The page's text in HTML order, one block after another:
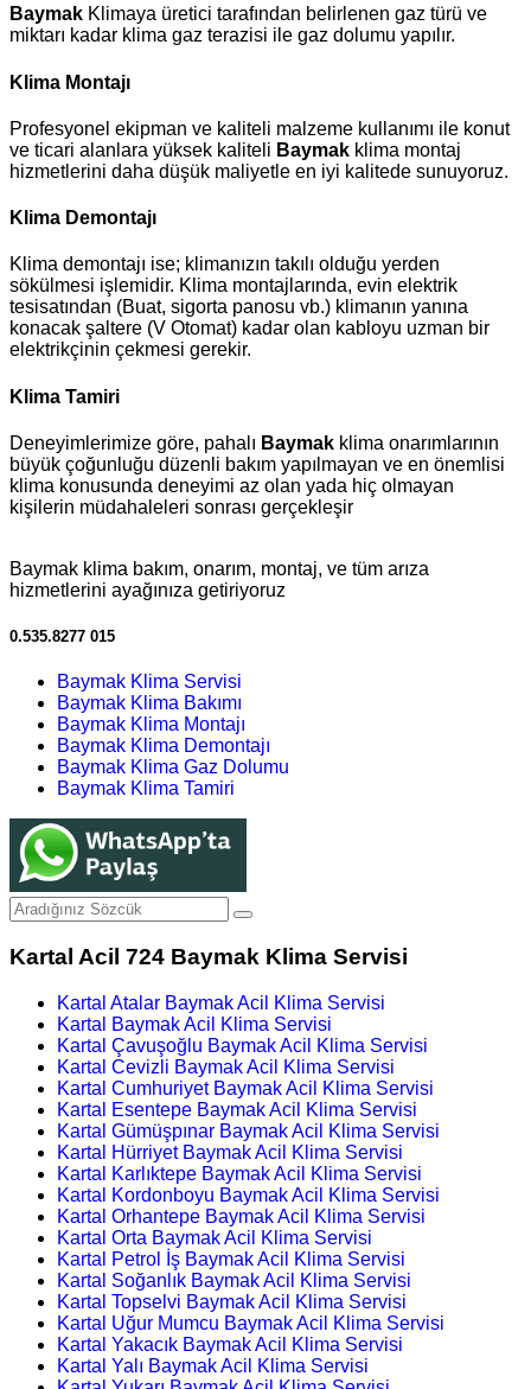
Baymak Klimaya üretici tarafından belirlenen gaz türü ve
miktarı kadar klima gaz terazisi ile gaz dolumu yapılır.
Klima Montajı
Profesyonel ekipman ve kaliteli malzeme kullanımı ile konut
ve ticari alanlara yüksek kaliteli Baymak klima montaj
hizmetlerini daha düşük maliyetle en iyi kalitede sunuyoruz.
Klima Demontajı
Klima demontajı ise; klimanızın takılı olduğu yerden
sökülmesi işlemidir. Klima montajlarında, evin elektrik
tesisatından (Buat, sigorta panosu vb.) klimanın yanına
konacak şaltere (V Otomat) kadar olan kabloyu uzman bir
elektrikçinin çekmesi gerekir.
Klima Tamiri
Deneyimlerimize göre, pahalı Baymak klima onarımlarının
büyük çoğunluğu düzenli bakım yapılmayan ve en önemlisi
klima konusunda deneyimi az olan yada hiç olmayan
kişilerin müdahaleleri sonrası gerçekleşir
Baymak klima bakım, onarım, montaj, ve tüm arıza
hizmetlerini ayağınıza getiriyoruz
0.535.8277 015
Baymak Klima Servisi
Baymak Klima Bakımı
Baymak Klima Montajı
Baymak Klima Demontajı
Baymak Klima Gaz Dolumu
Baymak Klima Tamiri
Kartal Acil 724 Baymak Klima Servisi
Kartal Atalar Baymak Acil Klima Servisi
Kartal Baymak Acil Klima Servisi
Kartal Çavuşoğlu Baymak Acil Klima Servisi
Kartal Cevizli Baymak Acil Klima Servisi
Kartal Cumhuriyet Baymak Acil Klima Servisi
Kartal Esentepe Baymak Acil Klima Servisi
Kartal Gümüşpınar Baymak Acil Klima Servisi
Kartal Hürriyet Baymak Acil Klima Servisi
Kartal Karlıktepe Baymak Acil Klima Servisi
Kartal Kordonboyu Baymak Acil Klima Servisi
Kartal Orhantepe Baymak Acil Klima Servisi
Kartal Orta Baymak Acil Klima Servisi
Kartal Petrol İş Baymak Acil Klima Servisi
Kartal Soğanlık Baymak Acil Klima Servisi
Kartal Topselvi Baymak Acil Klima Servisi
Kartal Uğur Mumcu Baymak Acil Klima Servisi
Kartal Yakacık Baymak Acil Klima Servisi
Kartal Yalı Baymak Acil Klima Servisi